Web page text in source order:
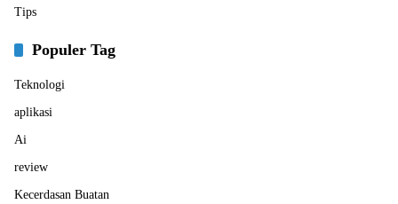
Tips
Populer Tag
Teknologi
aplikasi
Ai
review
Kecerdasan Buatan